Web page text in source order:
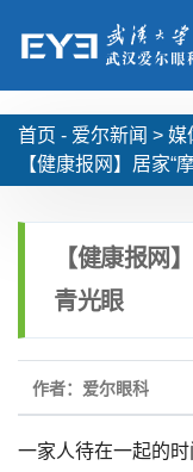
首页 - 爱尔新闻 > 媒
【健康报网】居家“
【健康报网
青光眼
作者：爱尔眼科
一家人待在一起的